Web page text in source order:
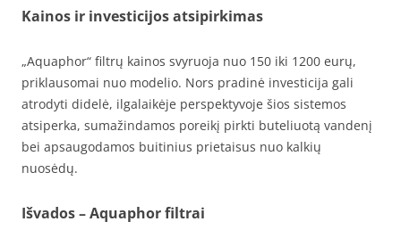
Kainos ir investicijos atsipirkimas
„Aquaphor“ filtrų kainos svyruoja nuo 150 iki 1200 eurų,
priklausomai nuo modelio. Nors pradinė investicija gali
atrodyti didelė, ilgalaikėje perspektyvoje šios sistemos
atsiperka, sumažindamos poreikį pirkti buteliuotą vandenį
bei apsaugodamos buitinius prietaisus nuo kalkių
nuosėdų.
Išvados– Aquaphor filtrai